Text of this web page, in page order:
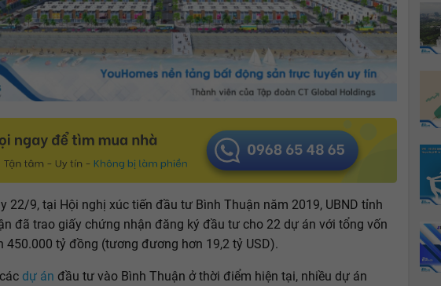
22/9, tại Hội nghị xúc tiến đầu tư Bình Thuận năm 2019, UBND tỉnh
đã trao giấy chứng nhận đăng ký đầu tư cho 22 dự án với tổng vốn
450.000 tỷ đồng (tương đương hơn 19,2 tỷ USD).
dự án đầu tư vào Bình Thuận ở thời điểm hiện tại, nhiều dự án